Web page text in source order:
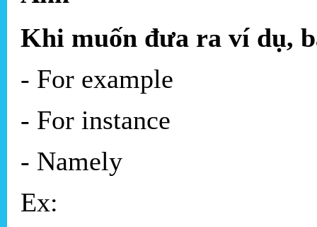
Khi muốn đưa ra ví dụ,
- For example
- For instance
- Namely
Ex: